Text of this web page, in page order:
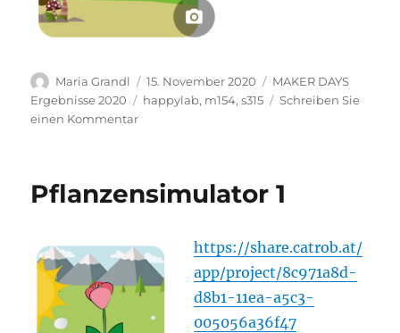
Autor
Maria Grandl
Veröffentlicht
am
15. November 2020 Kategorien
MAKER DAYS
Ergebnisse 2020
Schlagwörter
happylab, m154,s315
Schreiben Sie
einen Kommentarzu
Pflanzensimulator 1
https://share.catrob.at/
app/project/8c971a8d-
d8b1-11ea-a5c3-
005056a36f47